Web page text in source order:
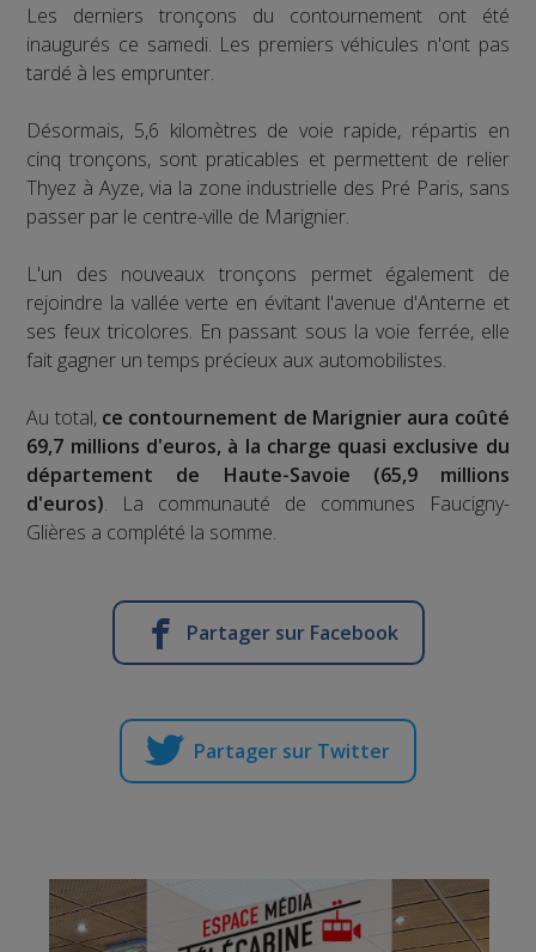
Les derniers tronçons du contournement ont été
inaugurés ce samedi. Les premiers véhicules n'ont pas
tardé à les emprunter.
Désormais, 5,6 kilomètres de voie rapide, répartis en
cinq tronçons, sont praticables et permettent de relier
Thyez à Ayze, via la zone industrielle des Pré Paris, sans
passer par le centre-ville de Marignier.
L'un des nouveaux tronçons permet également de
rejoindre la vallée verte en évitant l'avenue d'Anterne et
ses feux tricolores. En passant sous la voie ferrée, elle
fait gagner un temps précieux aux automobilistes.
Au total, ce contournement de Marignier aura coûté
69,7 millions d'euros, à la charge quasi exclusive du
département de Haute-Savoie (65,9 millions
d'euros). La communauté de communes Faucigny-
Glières a complété la somme.
Partager sur Facebook
Partager sur Twitter